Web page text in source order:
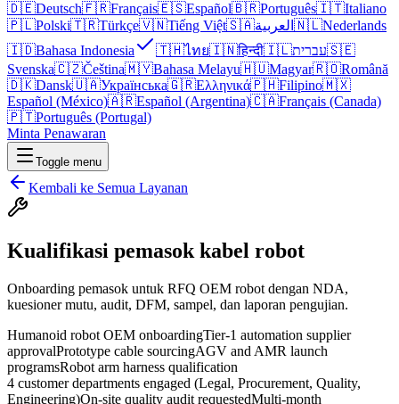
🇩🇪Deutsch🇫🇷Français🇪🇸Español🇧🇷Português🇮🇹Italiano
🇵🇱Polski🇹🇷Türkçe🇻🇳Tiếng Việt🇸🇦العربية 🇳🇱Nederlands
🇮🇩Bahasa Indonesia 🇹🇭ไทย🇮🇳हिन्दी🇮🇱עברית🇸🇪
Svenska🇨🇿Čeština🇲🇾Bahasa Melayu🇭🇺Magyar🇷🇴Română
🇩🇰Dansk🇺🇦Українська🇬🇷Ελληνικά🇵🇭Filipino🇲🇽
Español (México)🇦🇷Español (Argentina)🇨🇦Français (Canada)
🇵🇹Português (Portugal)
Minta Penawaran
Toggle menu
Kembali ke Semua Layanan
Kualifikasi pemasok kabel robot
Onboarding pemasok untuk RFQ OEM robot dengan NDA,
kuesioner mutu, audit, DFM, sampel, dan laporan pengujian.
Humanoid robot OEM onboardingTier-1 automation supplier
approvalPrototype cable sourcingAGV and AMR launch
programsRobot arm harness qualification
4 customer departments engaged (Legal, Procurement, Quality,
Engineering)On-site quality audit requestedMulti-month